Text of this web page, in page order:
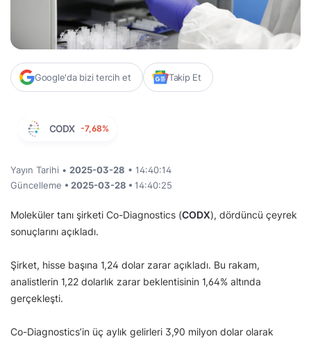
Google'da bizi tercih et Takip Et
CODX -7,68%
Yayın Tarihi • 2025-03-28 • 14:40:14
Güncelleme • 2025-03-28 • 14:40:25
Moleküler tanı şirketi Co-Diagnostics (CODX), dördüncü çeyrek
sonuçlarını açıkladı.
Şirket, hisse başına 1,24 dolar zarar açıkladı. Bu rakam,
analistlerin 1,22 dolarlık zarar beklentisinin 1,64% altında
gerçekleşti.
Co-Diagnostics’in üç aylık gelirleri 3,90 milyon dolar olarak